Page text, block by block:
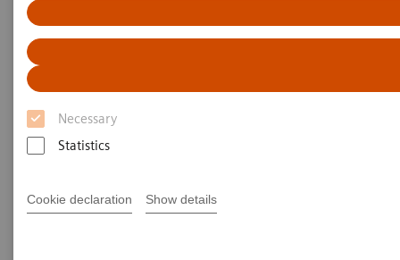
Necessary
Statistics
Cookie declaration Show details
Anemia
Atualmente mais de 30% da população mundial está
anêmica; muitas devido à deficiência de ferro no
frequentemente agravado por doenças infecciosas